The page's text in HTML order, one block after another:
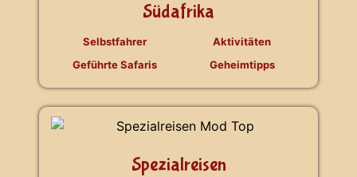
Südafrika
Selbstfahrer
Geführte Safaris
Aktivitäten
Geheimtipps
Spezialreisen